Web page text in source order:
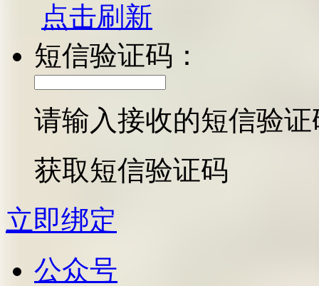
点击刷新
短信验证码：
请输入接收的短信验证
获取短信验证码
立即绑定
公众号